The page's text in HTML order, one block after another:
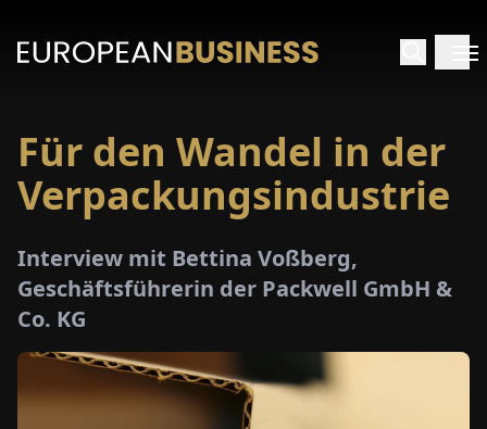
Für den Wandel in der
Verpackungsindustrie
Interview mit Bettina Voßberg,
Geschäftsführerin der Packwell GmbH &
Co. KG